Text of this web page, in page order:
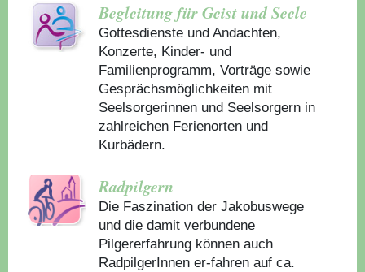
Begleitung für Geist und Seele
Gottesdienste und Andachten,
Konzerte, Kinder- und
Familienprogramm, Vorträge sowie
Gesprächsmöglichkeiten mit
Seelsorgerinnen und Seelsorgern in
zahlreichen Ferienorten und
Kurbädern.
Radpilgern
Die Faszination der Jakobuswege
und die damit verbundene
Pilgererfahrung können auch
RadpilgerInnen er-fahren auf ca.